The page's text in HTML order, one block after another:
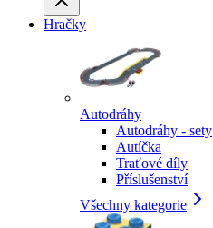
Hračky
Autodráhy
Autodráhy - sety
Autíčka
Traťové díly
Příslušenství
Všechny kategorie